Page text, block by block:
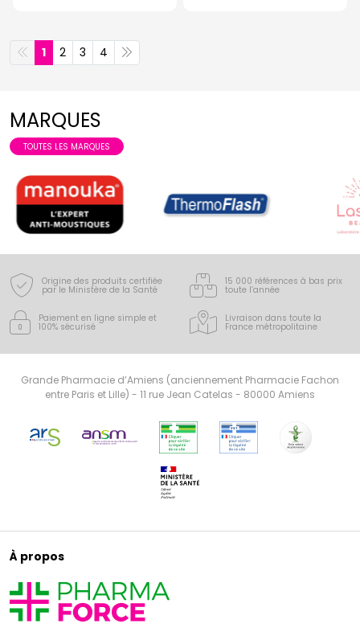
1 2 3 4
MARQUES
TOUTES LES MARQUES
Origine des produits certifiée
par le Ministère de la Santé
15 000 références à bas prix
toute l’année
Paiement en ligne simple et
100% sécurisé
Livraison dans toute la
France métropolitaine
Grande Pharmacie d’Amiens (anciennement Pharmacie Fachon
entre Paris et Lille) - 11 rue Jean Catelas - 80000 Amiens
À propos